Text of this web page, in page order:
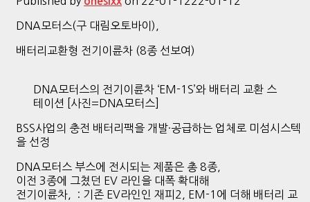
DNA모터스(구 대림오토바이),
배터리교환형 전기이륜차 (8종 선보여)
DNA모터스의 전기이륜차 ‘EM-1S’와 배터리 교환 스
테이션 [사진=DNA모터스]
BSS사업의 충전 배터리팩을 개발·공급하는 업체로 미섬시스텍
을 선정
DNA모터스 부스에 전시되는 제품은 총 8종,
이전 3종에 그쳤던 EV 라인을 대폭 확대해
전기이륜차, : 기존 EV라인인 재피2, EM-1에 더해 배터리 교